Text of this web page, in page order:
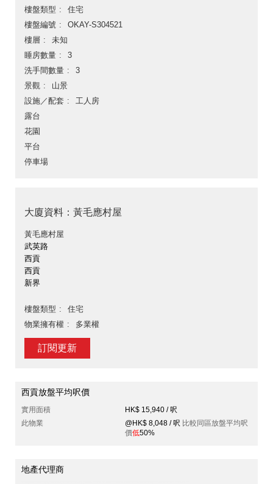
樓盤類型
住宅
樓盤編號
OKAY-S304521
樓層
未知
睡房數量
3
洗手間數量
3
景觀
山景
設施／配套
工人房
露台
花園
平台
停車場
大廈資料：黃毛應村屋
黃毛應村屋
武英路
西貢
西貢
新界
樓盤類型
住宅
物業擁有權
多業權
訂閱更新
西貢放盤平均呎價
實用面積
HK$ 15,940 / 呎
此物業
@HK$ 8,048 / 呎 比較同區放盤平均呎
價低50%
地產代理商